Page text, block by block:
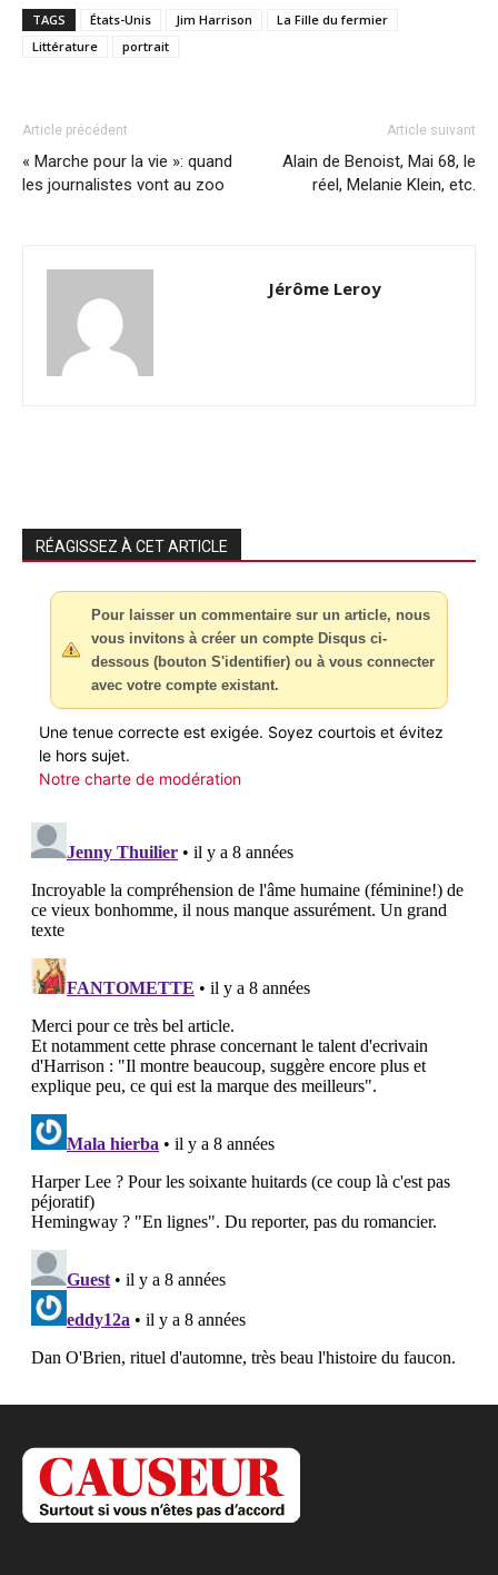
TAGS États-Unis Jim Harrison
La Fille du fermier
Littérature
portrait
Article précédent
« Marche pour la vie »: quand
les journalistes vont au zoo
Article suivant
Alain de Benoist, Mai 68, le
réel, Melanie Klein, etc.
Jérôme Leroy
RÉAGISSEZ À CET ARTICLE
Pour laisser un commentaire sur un article, nous
vous invitons à créer un compte Disqus ci-
dessous (bouton S'identifier) ou à vous connecter
avec votre compte existant.
Une tenue correcte est exigée. Soyez courtois et évitez
le hors sujet.
Notre charte de modération